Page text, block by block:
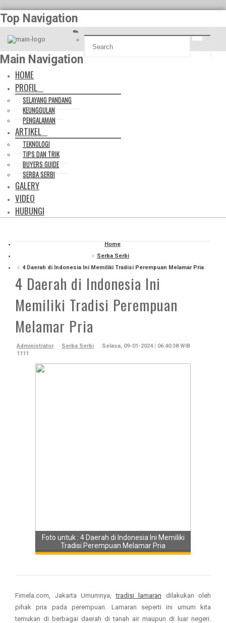
Top Navigation
Main Navigation
HOME
PROFIL
SELAYANG PANDANG
KEUNGGULAN
PENGALAMAN
ARTIKEL
TEKNOLOGI
TIPS DAN TRIK
BUYERS GUIDE
SERBA SERBI
GALERY
VIDEO
HUBUNGI
Home
Serba Serbi
4 Daerah di Indonesia Ini Memiliki Tradisi Perempuan Melamar Pria
4 Daerah di Indonesia Ini
Memiliki Tradisi Perempuan
Melamar Pria
Administrator Serba Serbi
Selasa, 09-01-2024 | 06:40:38 WIB
1111
Foto untuk : 4 Daerah di Indonesia Ini Memiliki
Tradisi Perempuan Melamar Pria
Fimela.com, Jakarta Umumnya,tradisi lamaran dilakukan oleh
pihak pria pada perempuan. Lamaran seperti ini umum kita
temukan di berbagai daerah di tanah air maupun di luar negeri.